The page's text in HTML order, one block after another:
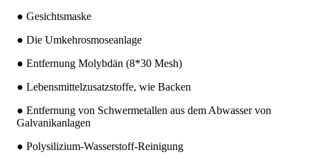
● Gesichtsmaske
● Die Umkehrosmoseanlage
● Entfernung Molybdän (8*30 Mesh)
● Lebensmittelzusatzstoffe, wie Backen
● Entfernung von Schwermetallen aus dem Abwasser von
Galvanikanlagen
● Polysilizium-Wasserstoff-Reinigung